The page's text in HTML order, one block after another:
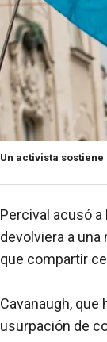
Un activista
Percival acusó
devolviera a
que compartir
Cavanaugh, que
usurpación de